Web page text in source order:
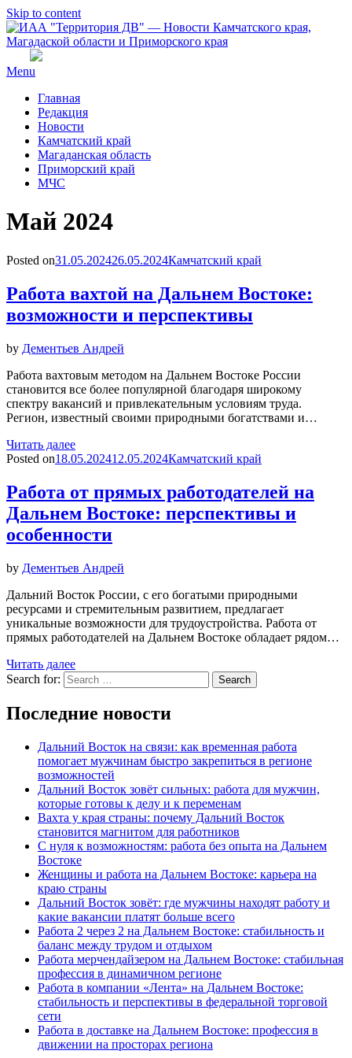
Skip to content
Menu
Главная
Редакция
Новости
Камчатский край
Магаданская область
Приморский край
МЧС
Месяц
:
Май 2024
Posted on31.05.202426.05.2024Камчатский край
Работа вахтой на Дальнем Востоке:
возможности и перспективы
by Дементьев Андрей
Работа вахтовым методом на Дальнем Востоке России
становится все более популярной благодаря широкому
спектру вакансий и привлекательным условиям труда.
Регион, известный своими природными богатствами и…
Читать далее
Posted on18.05.202412.05.2024Камчатский край
Работа от прямых работодателей на
Дальнем Востоке: перспективы и
особенности
by Дементьев Андрей
Дальний Восток России, с его богатыми природными
ресурсами и стремительным развитием, предлагает
уникальные возможности для трудоустройства. Работа от
прямых работодателей на Дальнем Востоке обладает рядом…
Читать далее
Search for:
Search
Последние новости
Дальний Восток на связи: как временная работа
помогает мужчинам быстро закрепиться в регионе
возможностей
Дальний Восток зовёт сильных: работа для мужчин,
которые готовы к делу и к переменам
Вахта у края страны: почему Дальний Восток
становится магнитом для работников
С нуля к возможностям: работа без опыта на Дальнем
Востоке
Женщины и работа на Дальнем Востоке: карьера на
краю страны
Дальний Восток зовёт: где мужчины находят работу и
какие вакансии платят больше всего
Работа 2 через 2 на Дальнем Востоке: стабильность и
баланс между трудом и отдыхом
Работа мерчендайзером на Дальнем Востоке: стабильная
профессия в динамичном регионе
Работа в компании «Лента» на Дальнем Востоке:
стабильность и перспективы в федеральной торговой
сети
Работа в доставке на Дальнем Востоке: профессия в
движении на просторах региона